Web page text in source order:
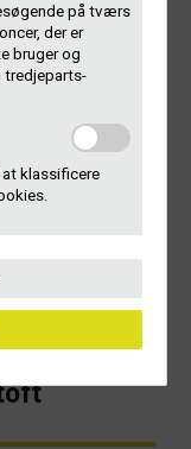
på tværs
der er
bruger og
tredjeparts-
klassificere
i
Mød